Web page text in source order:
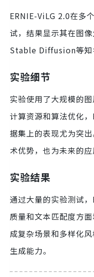
ERNIE-ViLG 2.0在多
试，结果显示其在图
Stable Diffusion等知
实验细节
实验使用了大规模的
计算资源和算法优化
据集上的表现尤为突
术优势，也为未来的应
实验结果
通过大量的实验测试
质量和文本匹配度方
成复杂场景和多样化
生成能力。